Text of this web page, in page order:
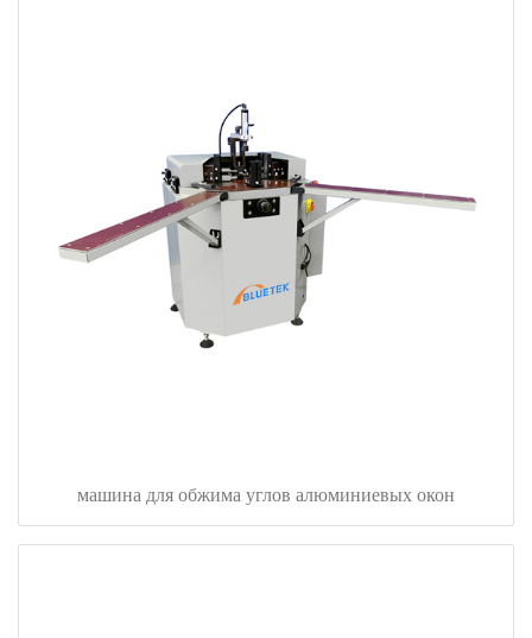
машина для обжима углов алюминиевых окон